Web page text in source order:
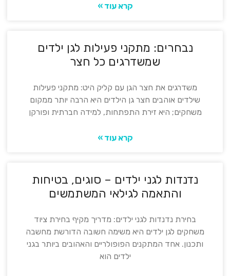
קרא עוד »
נבחרים: מתקני פעילות לגן ילדים
שמשדרגים כל חצר
משדרגים את חצר הגן עם קליק היט: מתקני פעילות
שילדים אוהבים חצר גן הילדים היא הרבה יותר ממקום
משחקים; היא זירת התפתחות, למידה חברתית ופורקן
קרא עוד »
נדנדות לגני ילדים – סוגים, בטיחות
והתאמה לגילאי המשתמשים
בחירת נדנדות לגני ילדים: מדריך מקיף בחירת ציוד
משחקים לגן ילדים היא משימה חשובה הדורשת מחשבה
ותכנון. אחד המתקנים הפופולריים והאהובים ביותר בגני
ילדים הוא